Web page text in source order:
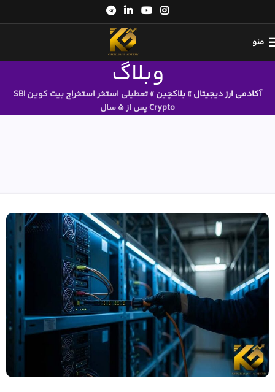
منو
وبلاگ
آکادمی ارز دیجیتال»بلاکچین»
تعطیلی استخر استخراج بیت کوین SBI
Crypto پس از 5 سال